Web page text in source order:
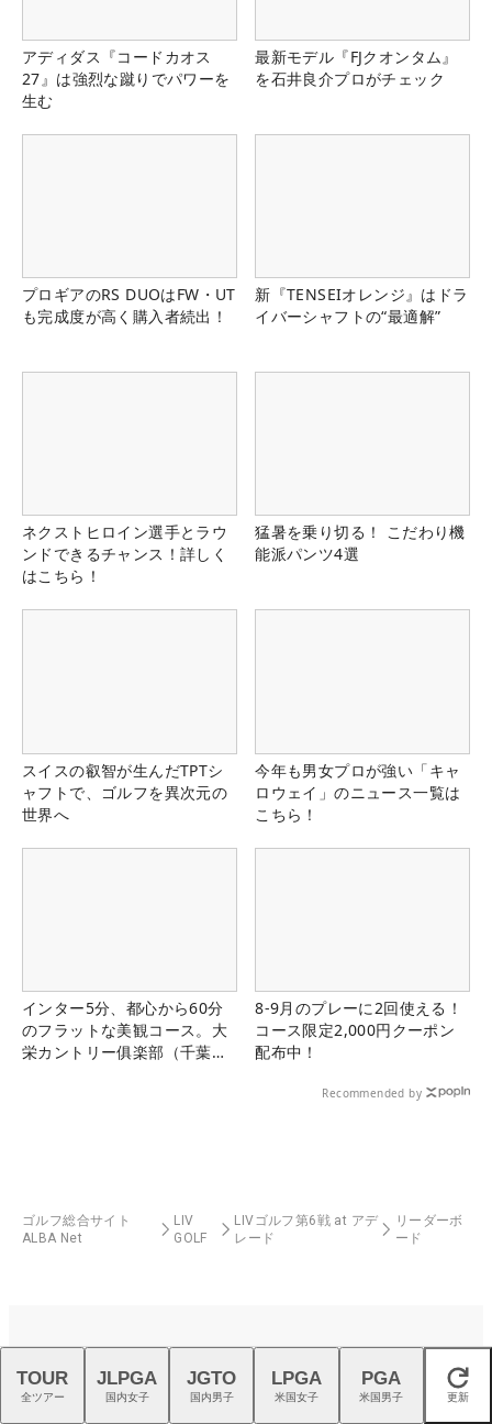
アディダス『コードカオス
27』は強烈な蹴りでパワーを
生む
最新モデル『FJクオンタム』
を石井良介プロがチェック
プロギアのRS DUOはFW・UT
も完成度が高く購入者続出！
新『TENSEIオレンジ』はドラ
イバーシャフトの“最適解”
ネクストヒロイン選手とラウ
ンドできるチャンス！詳しく
はこちら！
猛暑を乗り切る！ こだわり機
能派パンツ4選
スイスの叡智が生んだTPTシ
ャフトで、ゴルフを異次元の
世界へ
今年も男女プロが強い「キャ
ロウェイ」のニュース一覧は
こちら！
インター5分、都心から60分
のフラットな美観コース。大
栄カントリー俱楽部（千葉
8-9月のプレーに2回使える！
コース限定2,000円クーポン
配布中！
Recommended by
ゴルフ総合サイト
ALBA Net
LIV
GOLF
LIVゴルフ第6戦 at アデ
レード
リーダーボ
ード
閉じる
TOUR
全ツアー
JLPGA
国内女子
JGTO
国内男子
LPGA
米国女子
PGA
米国男子 更新